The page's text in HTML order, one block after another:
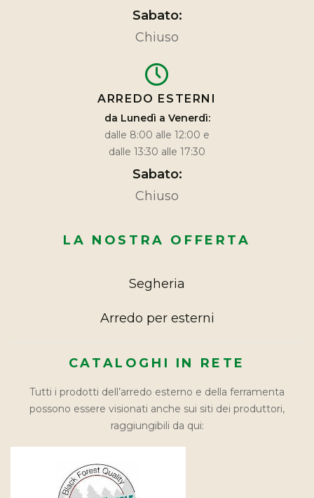
Sabato:
Chiuso
ARREDO ESTERNI
da Lunedì a Venerdì:
dalle 8:00 alle 12:00 e
dalle 13:30 alle 17:30
Sabato:
Chiuso
LA NOSTRA OFFERTA
Segheria
Arredo per esterni
CATALOGHI IN RETE
Tutti i prodotti dell’arredo esterno e della ferramenta
possono essere visionati anche sui siti dei produttori,
raggiungibili da qui: